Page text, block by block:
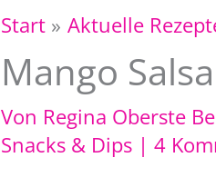
Start Aktuelle
Mango
Von Regina Oberste
Snacks & Dips| 4